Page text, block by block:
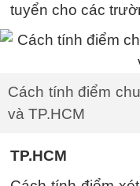
tuyển cho các
Cách tính điểm
và TP.HCM
TP.HCM